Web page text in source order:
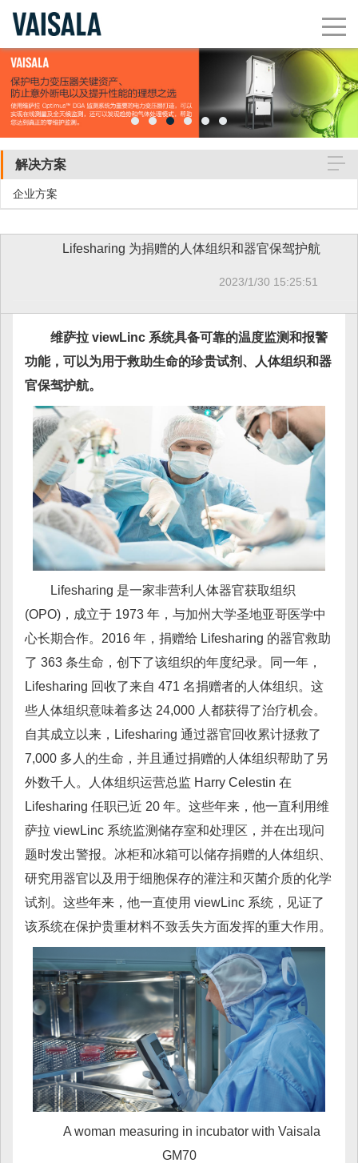
解决方案
企业方案
Lifesharing 为捐赠的人体组织和器官保驾护航
2023/1/30 15:25:51
维萨拉 viewLinc 系统具备可靠的温度监测和报警
功能，可以为用于救助生命的珍贵试剂、人体组织和器
官保驾护航。
Lifesharing 是一家非营利人体器官获取组织
(OPO)，成立于 1973 年，与加州大学圣地亚哥医学中
心长期合作。2016 年，捐赠给 Lifesharing 的器官救助
了 363 条生命，创下了该组织的年度纪录。同一年，
Lifesharing 回收了来自 471 名捐赠者的人体组织。这
些人体组织意味着多达 24,000 人都获得了治疗机会。
自其成立以来，Lifesharing 通过器官回收累计拯救了
7,000 多人的生命，并且通过捐赠的人体组织帮助了另
外数千人。人体组织运营总监 Harry Celestin 在
Lifesharing 任职已近 20 年。这些年来，他一直利用维
萨拉 viewLinc 系统监测储存室和处理区，并在出现问
题时发出警报。冰柜和冰箱可以储存捐赠的人体组织、
研究用器官以及用于细胞保存的灌注和灭菌介质的化学
试剂。这些年来，他一直使用 viewLinc 系统，见证了
该系统在保护贵重材料不致丢失方面发挥的重大作用。
A woman measuring in incubator with Vaisala
GM70